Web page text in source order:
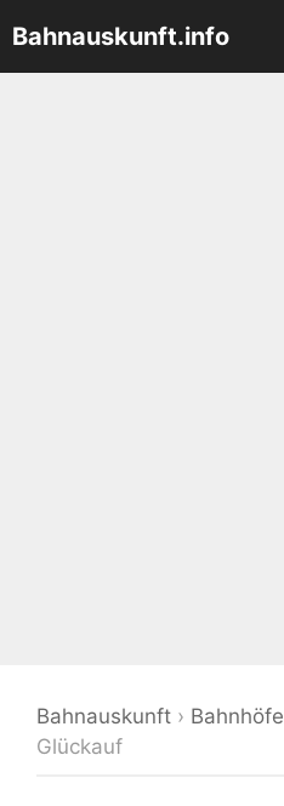
Inhalt
springen
Bahnauskunft.info
Bahnauskunft › Bahnhöfe
Glückauf